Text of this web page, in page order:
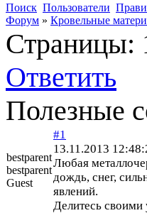
Поиск Пользователи
Форум » Кровельные
Страницы:
Ответить
Полезные
bestparent
bestparent
Guest
#1
13.11.2013
Любая
дождь, снег,
явлений.
Делитесь